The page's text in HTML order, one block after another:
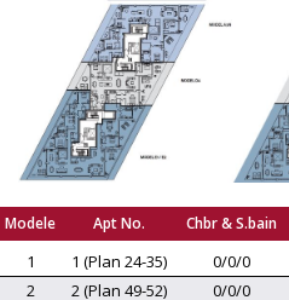
Modele Apt No. Chbr & S.bain
1 1 (Plan 24-35) 0/0/0
2
2 (Plan 49-52) 0/0/0